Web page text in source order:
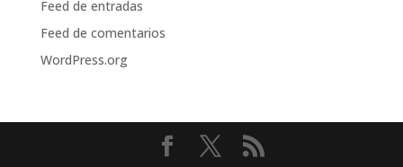
Feed de entradas
Feed de comentarios
WordPress.org